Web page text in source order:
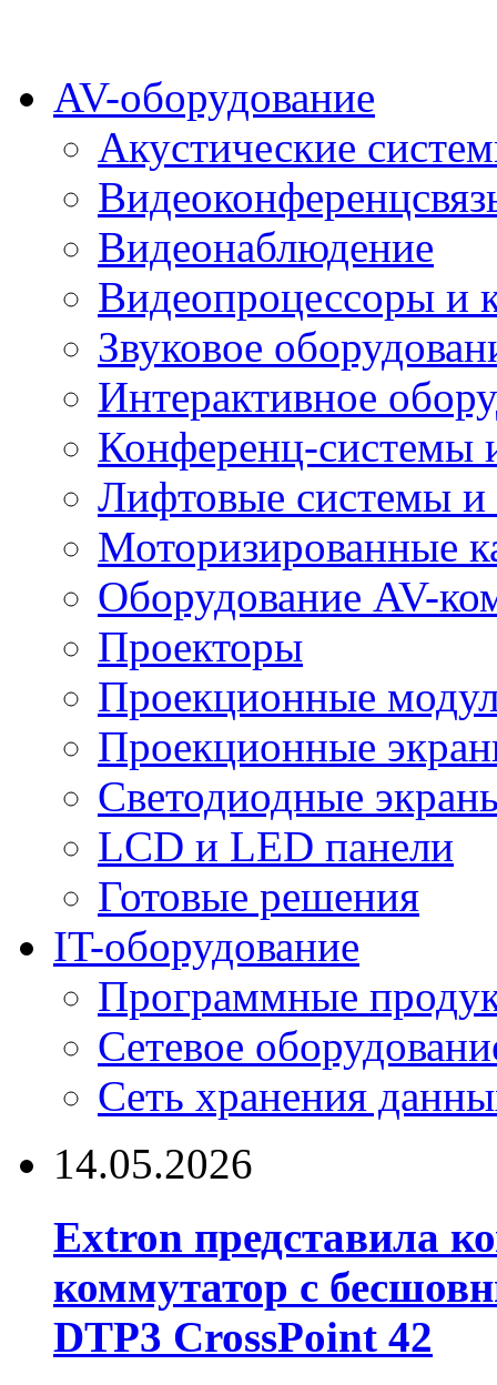
AV-оборудование
Акустические
Видеонаблюдение
Видеопроцессоры и
Звуковое
Интерактивное
Конференц-системы
Лифтовые системы и
Моторизированные
Оборудование AV-
Проекторы
Проекционные
Проекционные
Светодиодные
LCD и LED панели
Готовые решения
IT-оборудование
Программные
Сетевое
Сеть хранения
14.05.2026
Extron представила
коммутатор с
DTP3 CrossPoint 42